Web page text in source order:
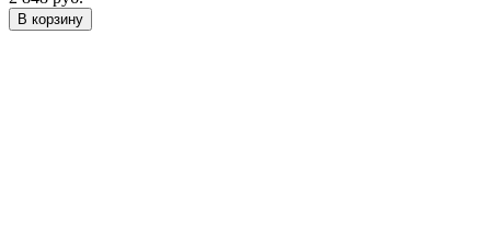
В корзину